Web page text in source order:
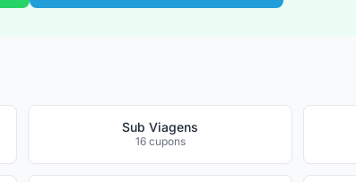
Sub Viagens
16 cupons